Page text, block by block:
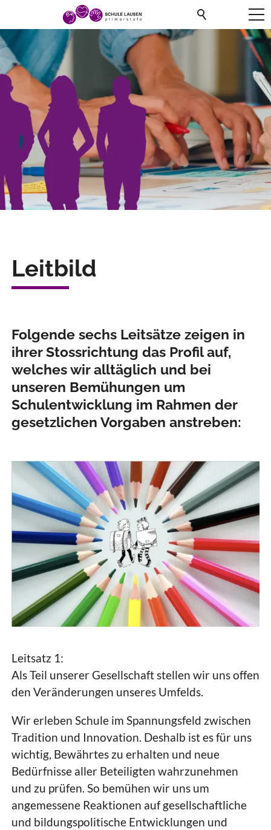
Leitbild
Folgende sechs Leitsätze zeigen in
ihrer Stossrichtung das Profil auf,
welches wir alltäglich und bei
unseren Bemühungen um
Schulentwicklung im Rahmen der
gesetzlichen Vorgaben anstreben:
Leitsatz 1:
Als Teil unserer Gesellschaft stellen wir uns offen
den Veränderungen unseres Umfelds.
Wir erleben Schule im Spannungsfeld zwischen
Tradition und Innovation. Deshalb ist es für uns
wichtig, Bewährtes zu erhalten und neue
Bedürfnisse aller Beteiligten wahrzunehmen
und zu prüfen. So bemühen wir uns um
angemessene Reaktionen auf gesellschaftliche
und bildungspolitische Entwicklungen und